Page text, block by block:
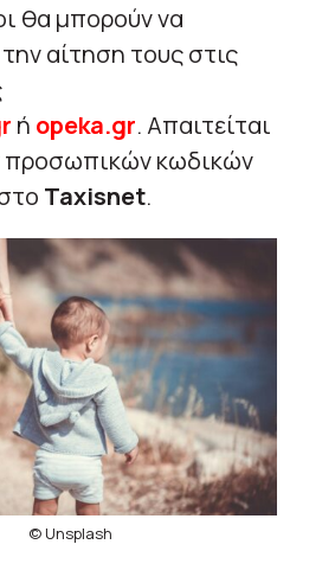
θα μπορούν να
αίτηση τους στις
ή opeka.gr. Απαιτείται
προσωπικών κωδικών
Taxisnet.
© Unsplash